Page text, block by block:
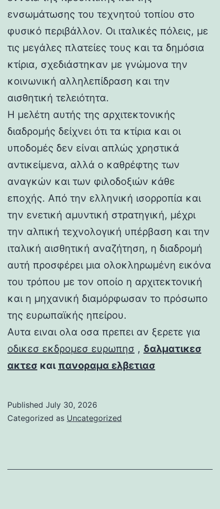
ενσωμάτωσης του τεχνητού τοπίου στο
φυσικό περιβάλλον. Οι ιταλικές πόλεις, με
τις μεγάλες πλατείες τους και τα δημόσια
κτίρια, σχεδιάστηκαν με γνώμονα την
κοινωνική αλληλεπίδραση και την
αισθητική τελειότητα.
Η μελέτη αυτής της αρχιτεκτονικής
διαδρομής δείχνει ότι τα κτίρια και οι
υποδομές δεν είναι απλώς χρηστικά
αντικείμενα, αλλά ο καθρέφτης των
αναγκών και των φιλοδοξιών κάθε
εποχής. Από την ελληνική ισορροπία και
την ενετική αμυντική στρατηγική, μέχρι
την αλπική τεχνολογική υπέρβαση και την
ιταλική αισθητική αναζήτηση, η διαδρομή
αυτή προσφέρει μια ολοκληρωμένη εικόνα
του τρόπου με τον οποίο η αρχιτεκτονική
και η μηχανική διαμόρφωσαν το πρόσωπο
της ευρωπαϊκής ηπείρου.
Αυτα ειναι ολα οσα πρεπει αν ξερετε για
οδικεσ εκδρομεσ ευρωπησ , δαλματικεσ
ακτεσ και πανοραμα ελβετιασ
Published July 30, 2026
Categorized as Uncategorized